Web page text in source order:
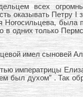
всех
оказывать Петру
только
имел сыновей
императрицы
был духом” . Так